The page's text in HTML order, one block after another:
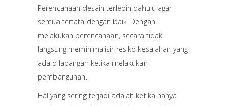
Perencanaan desain terlebih dahulu agar
semua tertata dengan baik. Dengan
melakukan perencanaan, secara tidak
langsung meminimalisir resiko kesalahan yang
ada dilapangan ketika melakukan
pembangunan.
Hal yang sering terjadi adalah ketika hanya